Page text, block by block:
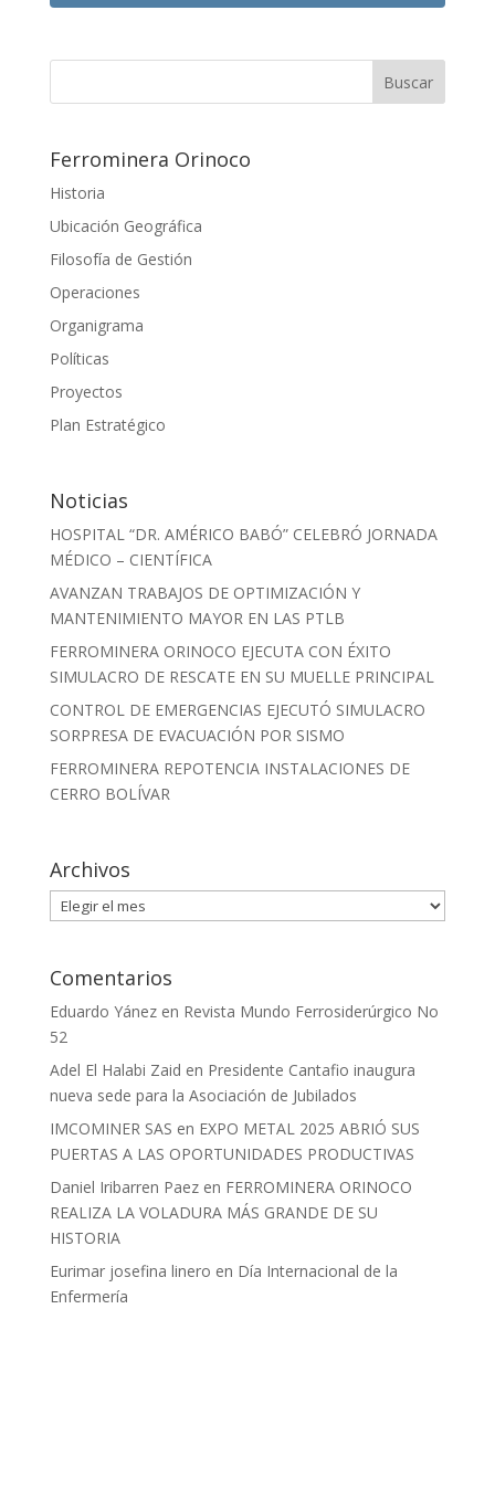
Ferrominera Orinoco
Historia
Ubicación Geográfica
Filosofía de Gestión
Operaciones
Organigrama
Políticas
Proyectos
Plan Estratégico
Noticias
HOSPITAL “DR. AMÉRICO BABÓ” CELEBRÓ JORNADA
MÉDICO – CIENTÍFICA
AVANZAN TRABAJOS DE OPTIMIZACIÓN Y
MANTENIMIENTO MAYOR EN LAS PTLB
FERROMINERA ORINOCO EJECUTA CON ÉXITO
SIMULACRO DE RESCATE EN SU MUELLE PRINCIPAL
CONTROL DE EMERGENCIAS EJECUTÓ SIMULACRO
SORPRESA DE EVACUACIÓN POR SISMO
FERROMINERA REPOTENCIA INSTALACIONES DE
CERRO BOLÍVAR
Archivos
Archivos
Comentarios
Eduardo Yánezen Revista Mundo Ferrosiderúrgico No
52
Adel El Halabi Zaid en Presidente Cantafio inaugura
nueva sede para la Asociación de Jubilados
IMCOMINER SAS en EXPO METAL 2025 ABRIÓ SUS
PUERTAS A LAS OPORTUNIDADES PRODUCTIVAS
Daniel Iribarren Paezen FERROMINERA ORINOCO
REALIZA LA VOLADURA MÁS GRANDE DE SU
HISTORIA
Eurimar josefina linero en Día Internacional de la
Enfermería